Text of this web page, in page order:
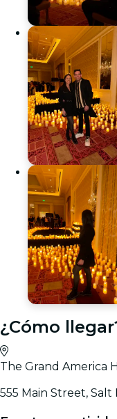
¿Cómo
The Grand America
555 Main Street, Salt